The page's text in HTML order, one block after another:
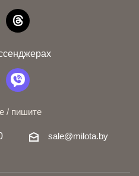
/ пишите
sale@milota.by